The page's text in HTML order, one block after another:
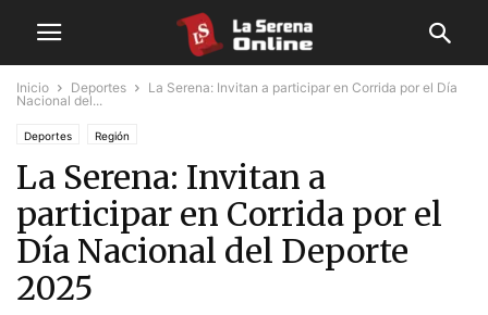
Inicio Deportes
La Serena: Invitan a participar en Corrida por el Día
Nacional del...
Deportes Región
La Serena: Invitan a
participar en Corrida por el
Día Nacional del Deporte
2025